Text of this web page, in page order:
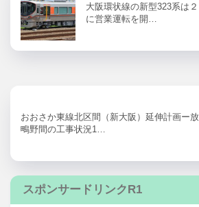
大阪環状線の新型323系は
に営業運転を開…
おおさか東線北区間（新大阪）延伸計画ー
鴫野間の工事状況1…
スポンサードリンクR1